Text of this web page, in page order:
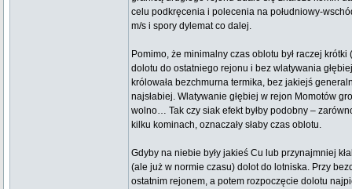
celu podkręcenia i polecenia na południowy-
m/s i spory dylemat co dalej.
Pomimo, że minimalny czas oblotu był raczej
dolotu do ostatniego rejonu i bez wlatywania
królowała bezchmurna termika, bez jakiejś
najsłabiej. Wlatywanie głębiej w rejon Momotów
wolno… Tak czy siak efekt byłby podobny –
kilku kominach, oznaczały słaby czas oblotu.
Gdyby na niebie były jakieś Cu lub przynajmniej
(ale już w normie czasu) dolot do lotniska. Przy
ostatnim rejonem, a potem rozpoczęcie dolotu